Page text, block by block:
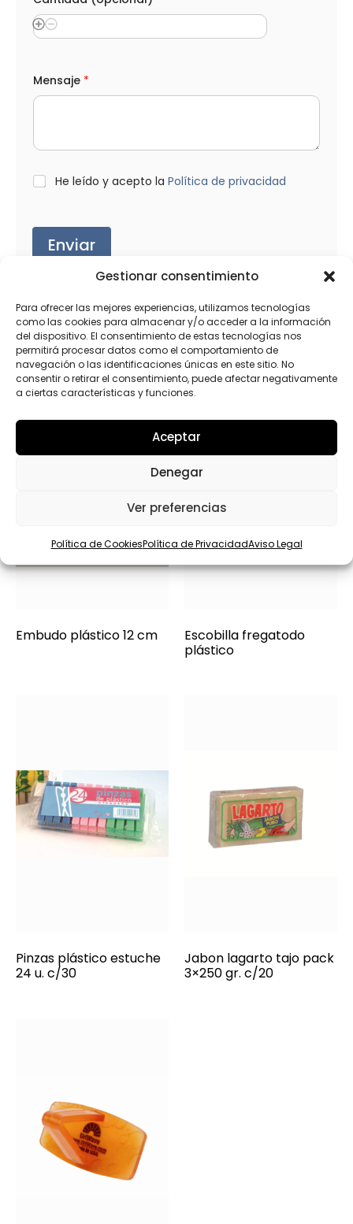
Gestionar consentimiento
Para ofrecer las mejores experiencias, utilizamos tecnologías
como las cookies para almacenar y/o acceder a la información
del dispositivo. El consentimiento de estas tecnologías nos
permitirá procesar datos como el comportamiento de
navegación o las identificaciones únicas en este sitio. No
consentir o retirar el consentimiento, puede afectar negativamente
a ciertas características y funciones.
Aceptar
Denegar
Ver preferencias
Política de CookiesPolítica de PrivacidadAviso Legal
A
p
i
o
s
e
t
i
c
o
e
l
e
c
r
i
Mensaje *
L
*
He leído y acepto la Política de privacidad
Enviar
Productos relacionados
Embudo plástico 12 cm
Escobilla fregatodo
plástico
Pinzas plástico estuche
24 u. c/30
Jabon lagarto tajo pack
3×250 gr. c/20